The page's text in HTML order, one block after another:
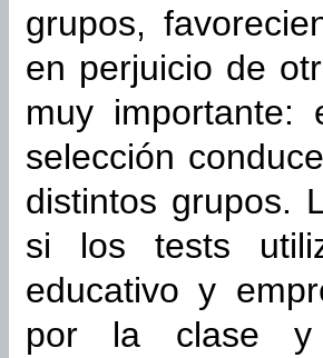
grupos,
en perjuicio de
muy
selección
distintos grupos.
si los tests
educativo y
por la clase y